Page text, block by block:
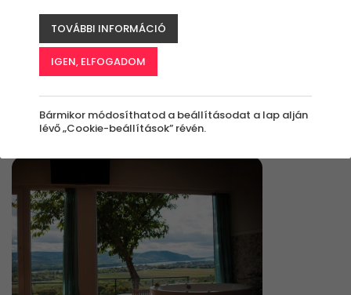
Élmények
Rendezés:
TOVÁBBI INFORMÁCIÓ
IGEN, ELFOGADOM
Bármikor módosíthatod a beállításodat a lap alján
lévő „Cookie-beállítások” révén.